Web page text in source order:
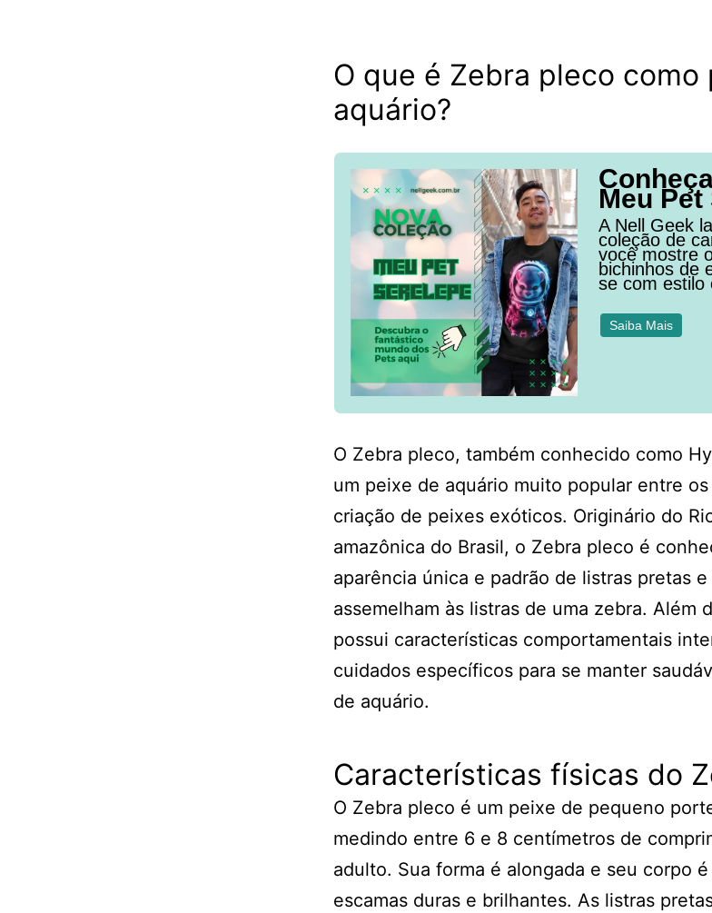
O que é Zebra pleco como
aquário?
Meu
A Nell Geek
coleção de
você mostre
bichinhos de
se com estilo
Saiba Mais
O Zebra pleco, também conhecido como
um peixe de aquário muito popular entre
criação de peixes exóticos. Originário do
amazônica do Brasil, o Zebra pleco é
aparência única e padrão de listras pretas
assemelham às listras de uma zebra. Além
possui características comportamentais
cuidados específicos para se manter
de aquário.
Características físicas do
O Zebra pleco é um peixe de pequeno
medindo entre 6 e 8 centímetros de
adulto. Sua forma é alongada e seu corpo
escamas duras e brilhantes. As listras